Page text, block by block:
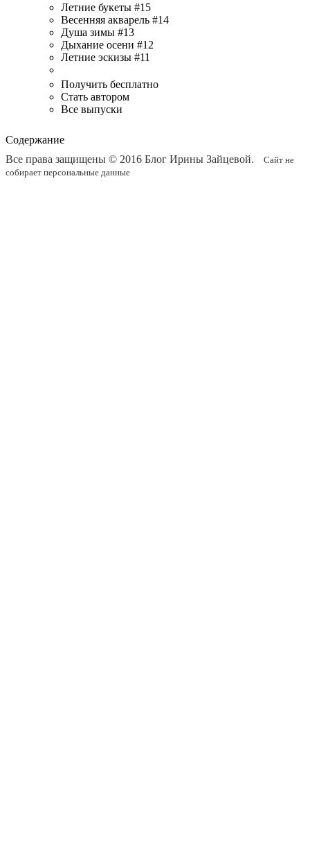
Летние букеты #15
Весенняя акварель #14
Душа зимы #13
Дыхание осени #12
Летние эскизы #11
Получить бесплатно
Стать автором
Все выпуски
Содержание
Все права защищены © 2016 Блог Ирины Зайцевой.
Сайт не
собирает персональные данные